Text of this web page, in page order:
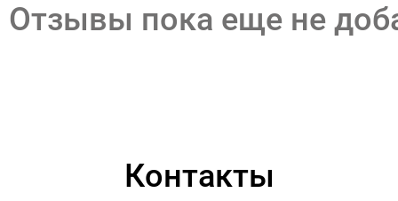
Отзывы пока еще не
Контакты